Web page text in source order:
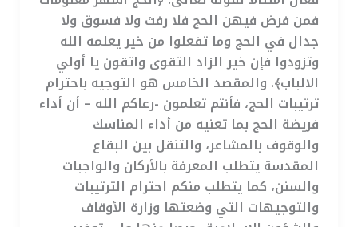
فمن فرض فيهن الحج فلا رفث ولا فسوق ولا
جدال في الحج وما تفعلوا من خير يعلمه الله
وتزودوا فإن خير الزاد التقوى واتقون يا أولي
الالباب﴾. والمقصد الخامس هو التوجيه باحترام
ترتيبات الحج، فأنتم تعلمون -رعاكم الله – أن أداء
فريضة الحج بما تعنيه من أداء المناسك
والوقوف بالمشاعر، والتنقل بين البقاع
المقدسة يتطلب المعرفة بالأركان والواجبات
والسنن، كما يتطلب منكم احترام الترتيبات
والتوجيهات التي وضعتها وزارة الأوقاف